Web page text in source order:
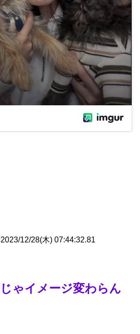
2023/12/28(木) 07:44:32.81
ゃイメージ変わらん